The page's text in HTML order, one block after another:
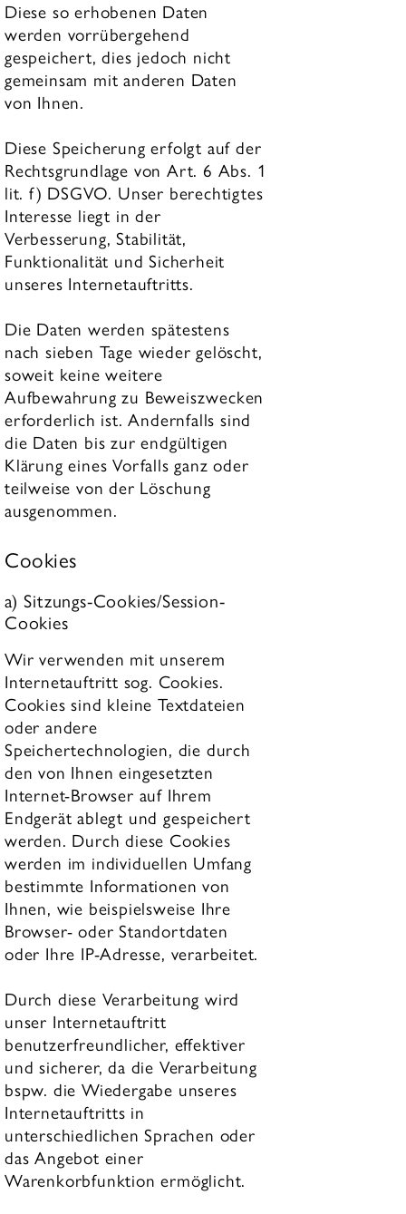
Diese so erhobenen Daten
werden vorrübergehend
gespeichert, dies jedoch nicht
gemeinsam mit anderen Daten
von Ihnen.
Diese Speicherung erfolgt auf der
Rechtsgrundlage von Art. 6 Abs. 1
lit. f) DSGVO. Unser berechtigtes
Interesse liegt in der
Verbesserung, Stabilität,
Funktionalität und Sicherheit
unseres Internetauftritts.
Die Daten werden spätestens
nach sieben Tage wieder gelöscht,
soweit keine weitere
Aufbewahrung zu Beweiszwecken
erforderlich ist. Andernfalls sind
die Daten bis zur endgültigen
Klärung eines Vorfalls ganz oder
teilweise von der Löschung
ausgenommen.
Cookies
a) Sitzungs-Cookies/Session-
Cookies
Wir verwenden mit unserem
Internetauftritt sog. Cookies.
Cookies sind kleine Textdateien
oder andere
Speichertechnologien, die durch
den von Ihnen eingesetzten
Internet-Browser auf Ihrem
Endgerät ablegt und gespeichert
werden. Durch diese Cookies
werden im individuellen Umfang
bestimmte Informationen von
Ihnen, wie beispielsweise Ihre
Browser- oder Standortdaten
oder Ihre IP-Adresse, verarbeitet.
Durch diese Verarbeitung wird
unser Internetauftritt
benutzerfreundlicher, effektiver
und sicherer, da die Verarbeitung
bspw. die Wiedergabe unseres
Internetauftritts in
unterschiedlichen Sprachen oder
das Angebot einer
Warenkorbfunktion ermöglicht.